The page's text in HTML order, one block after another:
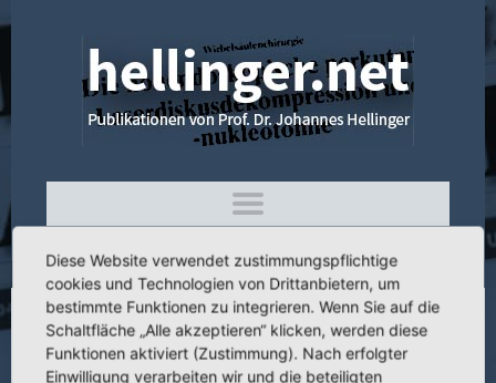
3.018 Die Anwendung von PAMBA in der
Urologie
Diese Website verwendet zustimmungspflichtige
cookies und Technologien von Drittanbietern, um
bestimmte Funktionen zu integrieren. Wenn Sie auf die
Schaltfläche „Alle akzeptieren“ klicken, werden diese
Funktionen aktiviert (Zustimmung). Nach erfolgter
Einwilligung verarbeiten wir und die beteiligten